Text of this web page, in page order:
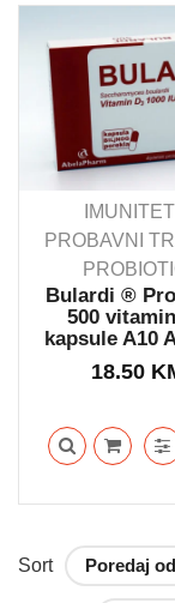
IMUNITET
PROBAVNI
Bulardi ®
500
kapsule A10
18.50
Sort